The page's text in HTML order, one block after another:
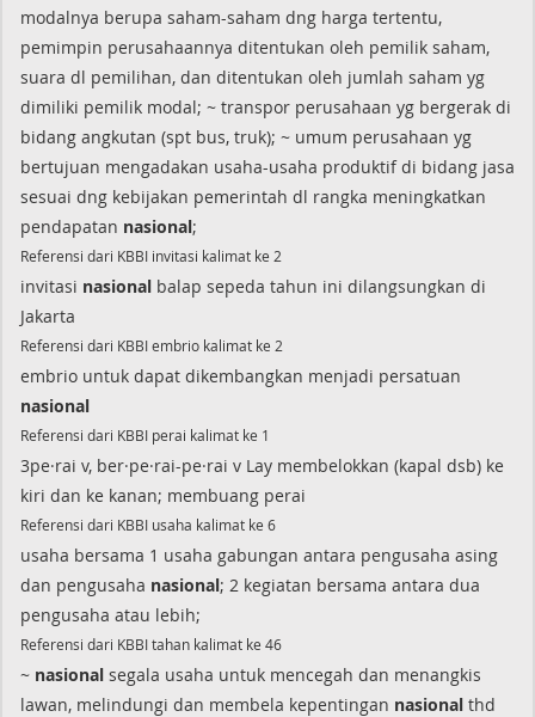
modalnya berupa saham-saham dng harga tertentu,
pemimpin perusahaannya ditentukan oleh pemilik saham,
suara dl pemilihan, dan ditentukan oleh jumlah saham yg
dimiliki pemilik modal; ~ transpor perusahaan yg bergerak di
bidang angkutan (spt bus, truk); ~ umum perusahaan yg
bertujuan mengadakan usaha-usaha produktif di bidang jasa
sesuai dng kebijakan pemerintah dl rangka meningkatkan
pendapatan nasional;
Referensi dari KBBI invitasi kalimat ke 2
invitasi nasional balap sepeda tahun ini dilangsungkan di
Jakarta
Referensi dari KBBI embrio kalimat ke 2
embrio untuk dapat dikembangkan menjadi persatuan
nasional
Referensi dari KBBI perai kalimat ke 1
3pe·rai v, ber·pe·rai-pe·rai v Lay membelokkan (kapal dsb) ke
kiri dan ke kanan; membuang perai
Referensi dari KBBI usaha kalimat ke 6
usaha bersama 1 usaha gabungan antara pengusaha asing
dan pengusaha nasional; 2 kegiatan bersama antara dua
pengusaha atau lebih;
Referensi dari KBBI tahan kalimat ke 46
~ nasional segala usaha untuk mencegah dan menangkis
lawan, melindungi dan membela kepentingan nasional thd